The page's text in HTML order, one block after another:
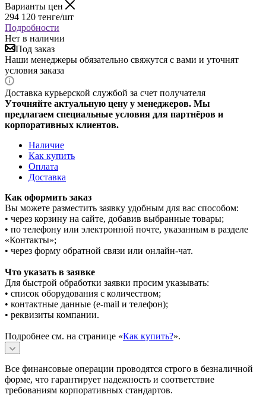
Варианты цен
294 120 тенге/шт
Подробности
Нет в наличии
Под заказ
Наши менеджеры обязательно свяжутся с вами и уточнят
условия заказа
Доставка курьерской службой за счет получателя
Уточняйте актуальную цену у менеджеров. Мы
предлагаем специальные условия для партнёров и
корпоративных клиентов.
Наличие
Как купить
Оплата
Доставка
Как оформить заказ
Вы можете разместить заявку удобным для вас способом:
• через корзину на сайте, добавив выбранные товары;
• по телефону или электронной почте, указанным в разделе
«Контакты»;
• через форму обратной связи или онлайн-чат.
Что указать в заявке
Для быстрой обработки заявки просим указывать:
• список оборудования с количеством;
• контактные данные (e-mail и телефон);
• реквизиты компании.
Подробнее см. на странице «Как купить?».
Все финансовые операции проводятся строго в безналичной
форме, что гарантирует надежность и соответствие
требованиям корпоративных стандартов.